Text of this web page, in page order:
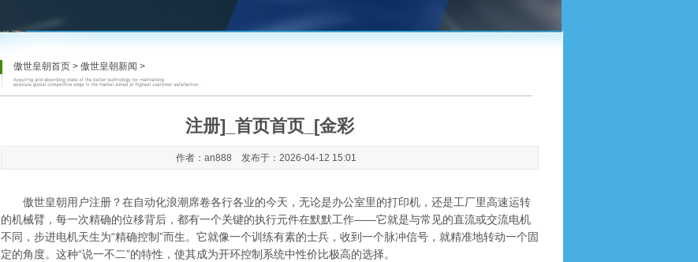
傲世皇朝首页 > 傲世皇朝新闻 >
注册]_首页首页_[金彩
作者：an888 发布于：2026-04-12 15:01
傲世皇朝用户注册 ？在自动化浪潮席卷各行各业的今天，无论是办公室里的打印机，还是工厂里高速运转
的机械臂，每一次精确的位移背后，都有一个关键的执行元件在默默工作——它就是与常见的直流或交流电机
不同，步进电机天生为“精确控制”而生。它就像一个训练有素的士兵，收到一个脉冲信号，就精准地转动一个固
定的角度。这种“说一不二”的特性，使其成为开环控制系统中性价比极高的选择。